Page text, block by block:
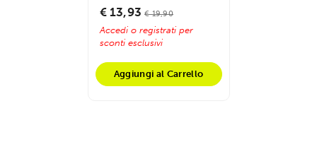
con...
€ 13,93 € 19,90
Accedi o registrati per
sconti esclusivi
Aggiungi al Carrello